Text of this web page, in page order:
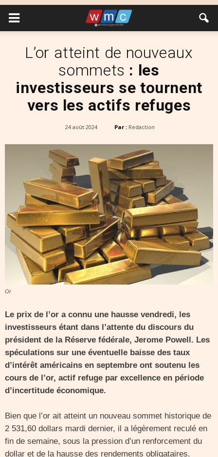
L’or atteint de nouveaux
sommets : les
investisseurs se tournent
vers les actifs refuges
24 août 2024 Par : Redaction
Or
Le prix de l’or a connu une hausse vendredi, les
investisseurs étant dans l’attente du discours du
président de la Réserve fédérale, Jerome Powell. Les
spéculations sur une éventuelle baisse des taux
d’intérêt américains en septembre ont soutenu les
cours de l’or, actif refuge par excellence en période
d’incertitude économique.
Bien que l’or ait atteint un nouveau sommet historique de
2 531,60 dollars mardi dernier, il a légèrement reculé en
fin de semaine, sous la pression d’un renforcement du
dollar et de la hausse des rendements obligataires.